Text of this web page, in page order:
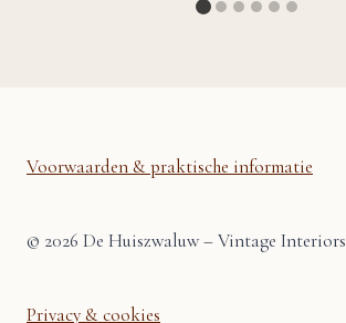
Voorwaarden & praktische informatie
© 2026 De Huiszwaluw – Vintage Interiors
Privacy & cookies